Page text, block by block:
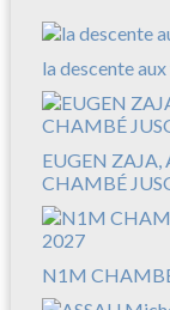
la descente
EUGEN ZAJA,
CHAMBÉ
N1M